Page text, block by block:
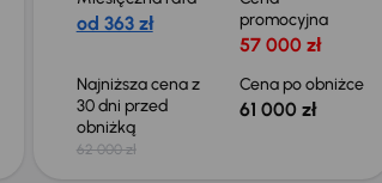
od 363 zł
promocyjna
57 000 zł
Najniższa cena z
30 dni przed
obniżką
62 000 zł
Cena po obniżce
61 000 zł
Taniej o 500 zł